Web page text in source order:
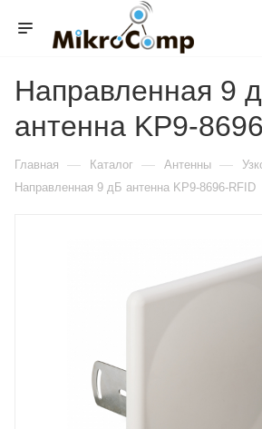
Направленная 9
антенна KP9-
Главная — Каталог — Антенны —
Направленная 9 дБ антенна KP9-8696-RFID